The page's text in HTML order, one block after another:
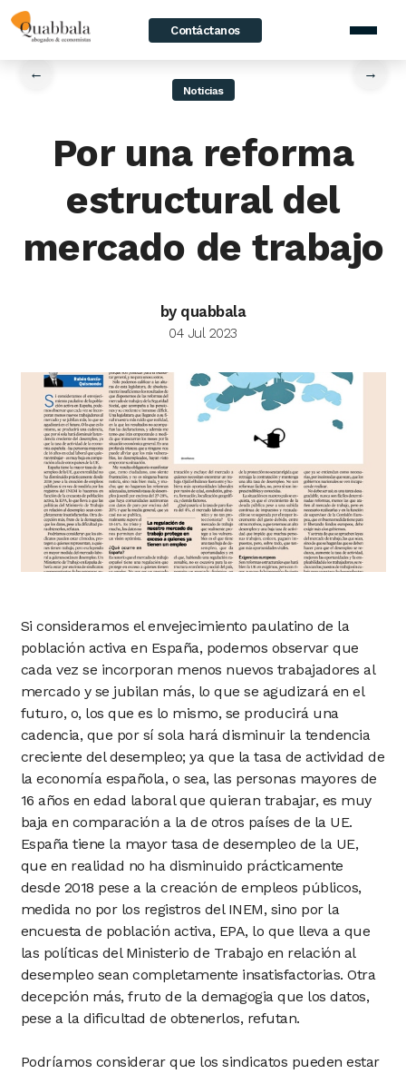
Contáctanos
home / News Por una reforma estructural del mercado de trabajo
←
Noticias
→
Por una reforma
estructural del
mercado de trabajo
by quabbala
04 Jul 2023
Si consideramos el envejecimiento paulatino de la
población activa en España, podemos observar que
cada vez se incorporan menos nuevos trabajadores al
mercado y se jubilan más, lo que se agudizará en el
futuro, o, los que es lo mismo, se producirá una
cadencia, que por sí sola hará disminuir la tendencia
creciente del desempleo; ya que la tasa de actividad de
la economía española, o sea, las personas mayores de
16 años en edad laboral que quieran trabajar, es muy
baja en comparación a la de otros países de la UE.
España tiene la mayor tasa de desempleo de la UE,
que en realidad no ha disminuido prácticamente
desde 2018 pese a la creación de empleos públicos,
medida no por los registros del INEM, sino por la
encuesta de población activa, EPA, lo que lleva a que
las políticas del Ministerio de Trabajo en relación al
desempleo sean completamente insatisfactorias. Otra
decepción más, fruto de la demagogia que los datos,
pese a la dificultad de obtenerlos, refutan.
Podríamos considerar que los sindicatos pueden estar